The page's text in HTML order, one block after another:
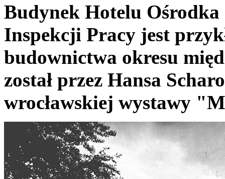
Budynek Hotelu Ośrodka
Inspekcji Pracy jest
budownictwa okresu
został przez Hansa
wrocławskiej wystawy